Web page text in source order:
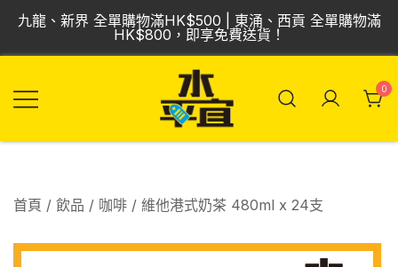
Skip
content
九龍、新界 全單購物滿HK$500 | 東涌、西貢 全單購物滿
HK$800，即享免費送貨！
酒、食品
0
首頁 / 飲品 / 咖啡 / 維他港式奶茶 480ml x 24支